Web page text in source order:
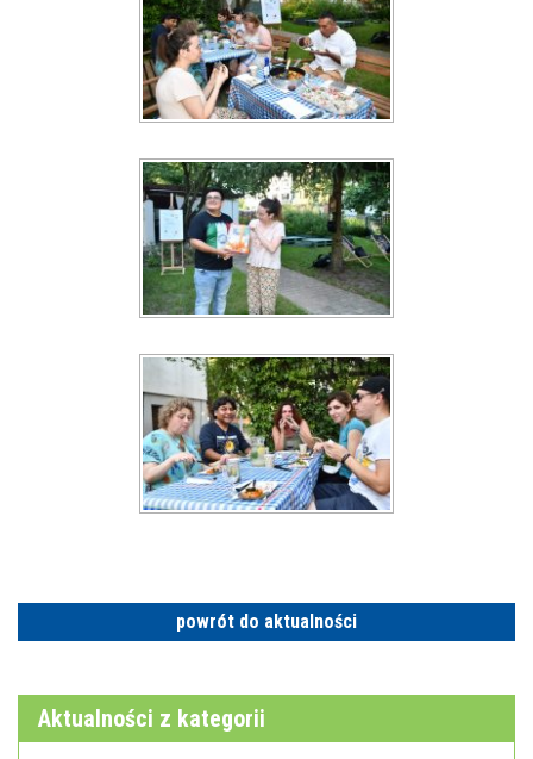
powrót do aktualności
Aktualności z kategorii